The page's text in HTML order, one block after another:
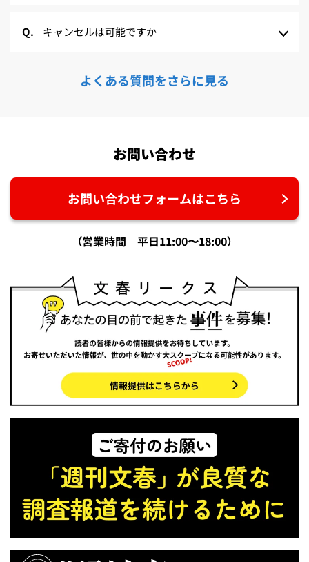
キャンセルは可能ですか
よくある質問をさらに見る
お問い合わせ
お問い合わせフォームはこちら
（営業時間 平日11:00〜18:00）